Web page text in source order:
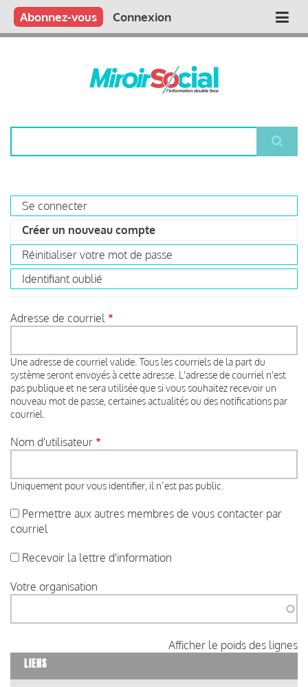
Aller
contenu
Main
Qui sommes nous ?
Vous publiez
Nous publions
Contactez-nous
Abonnez-vous Connexion
Primary
tabs
Se connecter
Créer un nouveau compte
actif)
Réinitialiser votre mot de passe
Identifiant oublié
Adresse de courriel
Une adresse de courriel valide. Tous les courriels de la part du
système seront envoyés à cette adresse. L'adresse de courriel n'est
pas publique et ne sera utilisée que si vous souhaitez recevoir un
nouveau mot de passe, certaines actualités ou des notifications par
courriel.
Nom d'utilisateur
Uniquement pour vous identifier, il n’est pas public.
Permettre aux autres membres de vous contacter par
courriel
Recevoir la lettre d'information
Votre organisation
Afficher le poids des lignes
LIENS